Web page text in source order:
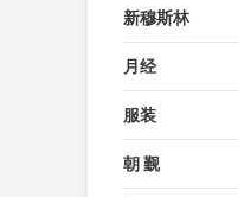
新穆斯林
月经
服装
朝 觐